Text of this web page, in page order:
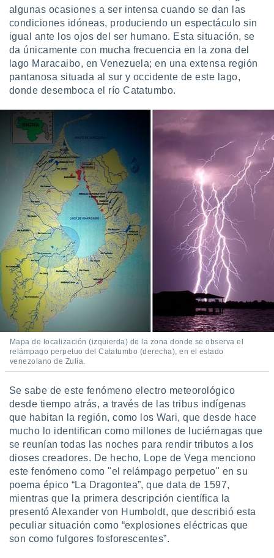
y
en
más
nuestra
y
de
disponible
cookies
aceptar
de
sitio
En
sean
el sitio
se
para
ni para
o
aunque
no
Puedes
algunas ocasiones a ser intensa cuando se dan las
condiciones idóneas, produciendo un espectáculo sin
igual ante los ojos del ser humano. Esta situación, se
da únicamente con mucha frecuencia en la zona del
lago Maracaibo, en Venezuela; en una extensa región
pantanosa situada al sur y occidente de este lago,
donde desemboca el río Catatumbo.
Mapa de localización (izquierda) de la zona donde se observa el
relámpago perpetuo del Catatumbo (derecha), en el estado
venezolano de Zulia.
Se sabe de este fenómeno electro meteorológico
desde tiempo atrás, a través de las tribus indígenas
que habitan la región, como los Wari, que desde hace
mucho lo identifican como millones de luciérnagas que
se reunían todas las noches para rendir tributos a los
dioses creadores. De hecho, Lope de Vega menciono
este fenómeno como "el relámpago perpetuo" en su
poema épico “La Dragontea”, que data de 1597,
mientras que la primera descripción científica la
presentó Alexander von Humboldt, que describió esta
peculiar situación como “explosiones eléctricas que
son como fulgores fosforescentes”.